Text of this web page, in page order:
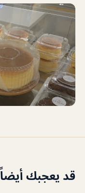
قد يعجبك أيضاً